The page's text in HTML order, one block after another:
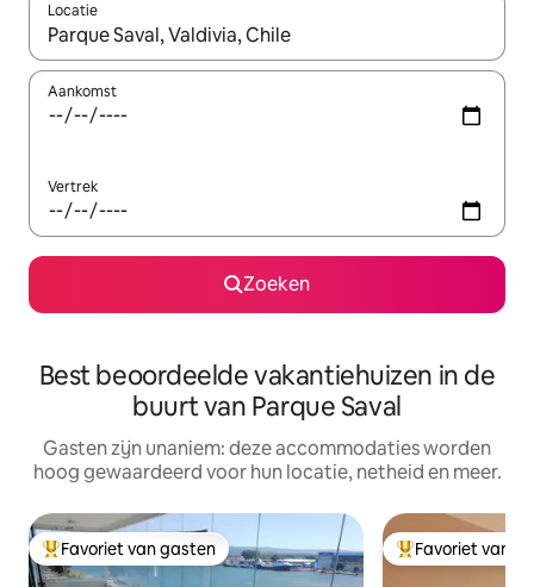
Locatie
Wanneer er resultaten beschikbaar zijn, maak je een keuze
Aankomst
Vertrek
Zoeken
Best beoordeelde vakantiehuizen in de
buurt van Parque Saval
Gasten zijn unaniem: deze accommodaties worden
hoog gewaardeerd voor hun locatie, netheid en meer.
Topfavoriet van gasten
Favoriet van gasten Topfavoriet van
Favoriet van